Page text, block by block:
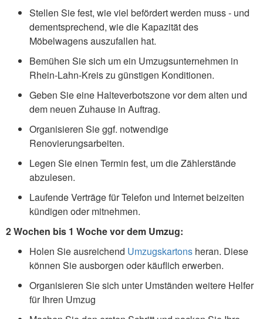
Stellen Sie fest, wie viel befördert werden muss - und
dementsprechend, wie die Kapazität des
Möbelwagens auszufallen hat.
Bemühen Sie sich um ein Umzugsunternehmen in
Rhein-Lahn-Kreis zu günstigen Konditionen.
Geben Sie eine Halteverbotszone vor dem alten und
dem neuen Zuhause in Auftrag.
Organisieren Sie ggf. notwendige
Renovierungsarbeiten.
Legen Sie einen Termin fest, um die Zählerstände
abzulesen.
Laufende Verträge für Telefon und Internet beizeiten
kündigen oder mitnehmen.
2 Wochen bis 1 Woche vor dem Umzug:
Holen Sie ausreichend Umzugskartons heran. Diese
können Sie ausborgen oder käuflich erwerben.
Organisieren Sie sich unter Umständen weitere Helfer
für Ihren Umzug